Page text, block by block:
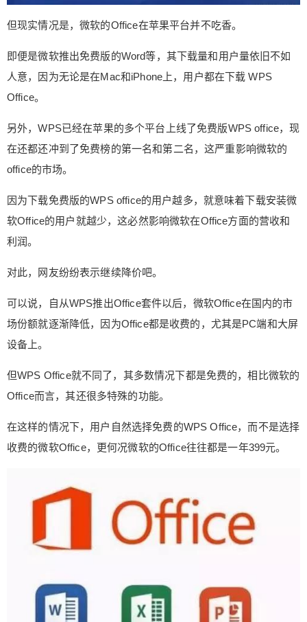
但现实情况是，微软的Office在苹果平台并不吃香。
即便是微软推出免费版的Word等，其下载量和用户量依旧不如
人意，因为无论是在Mac和iPhone上，用户都在下载 WPS
Office。
另外，WPS已经在苹果的多个平台上线了免费版WPS office，现
在还都还冲到了免费榜的第一名和第二名，这严重影响微软的
office的市场。
因为下载免费版的WPS office的用户越多，就意味着下载安装微
软Office的用户就越少，这必然影响微软在Office方面的营收和
利润。
对此，网友纷纷表示继续降价吧。
可以说，自从WPS推出Office套件以后，微软Office在国内的市
场份额就逐渐降低，因为Office都是收费的，尤其是PC端和大屏
设备上。
但WPS Office就不同了，其多数情况下都是免费的，相比微软的
Office而言，其还很多特殊的功能。
在这样的情况下，用户自然选择免费的WPS Office，而不是选择
收费的微软Office，更何况微软的Office往往都是一年399元。
20 50
¥
立刻支付
6位以上
忘记密码？找回